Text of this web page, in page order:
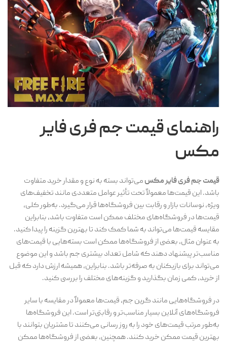
راهنمایقیمت جم فری فایر
مکس
قیمت جم فری فایر مکسمی‌تواند بسته به نوع و مقدار خرید متفاوت
باشد. این قیمت‌ها معمولاً تحت تأثیر عوامل متعددی مانند تخفیف‌های
ویژه، نوسانات بازار و رقابت بین فروشگاه‌ها قرار می‌گیرد. به‌طور کلی،
قیمت‌ها در فروشگاه‌های مختلف ممکن است متفاوت باشد، بنابراین
مقایسه قیمت‌ها می‌تواند به شما کمک کند تا بهترین گزینه را پیدا کنید.
به عنوان مثال، بعضی از فروشگاه‌ها ممکن است بسته‌هایی با قیمت‌های
مناسب‌تر پیشنهاد دهند که شامل تعداد بیشتری جم باشد و این موضوع
می‌تواند برای بازیکنان به صرفه‌تر باشد. بنابراین، همیشه ارزش دارد که قبل
از خرید، کمی زمان بگذارید و گزینه‌های مختلف را بررسی کنید.
در فروشگاه‌هایی مانند گرین جم، قیمت‌ها معمولاً در مقایسه با سایر
فروشگاه‌های آنلاین بسیار مناسب‌تر و رقابتی‌تر است. این فروشگاه‌ها
به‌طور مرتب قیمت‌های خود را به روز رسانی می‌کنند تا مشتریان بتوانند با
بهترین قیمت ممکن خرید کنند. همچنین، بعضی از فروشگاه‌ها ممکن